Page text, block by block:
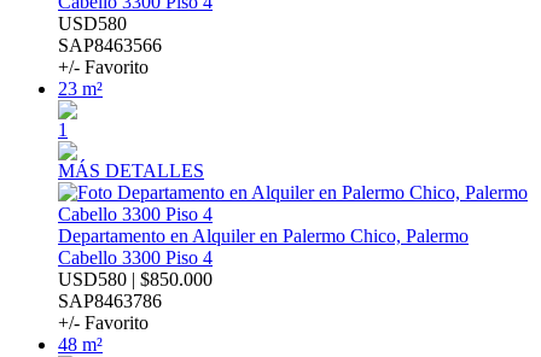
USD580
SAP8463566
+/- Favorito
23 m²
1
MÁS DETALLES
Departamento en Alquiler en Palermo Chico, Palermo
Cabello 3300 Piso 4
USD580 | $850.000
SAP8463786
+/- Favorito
48 m²